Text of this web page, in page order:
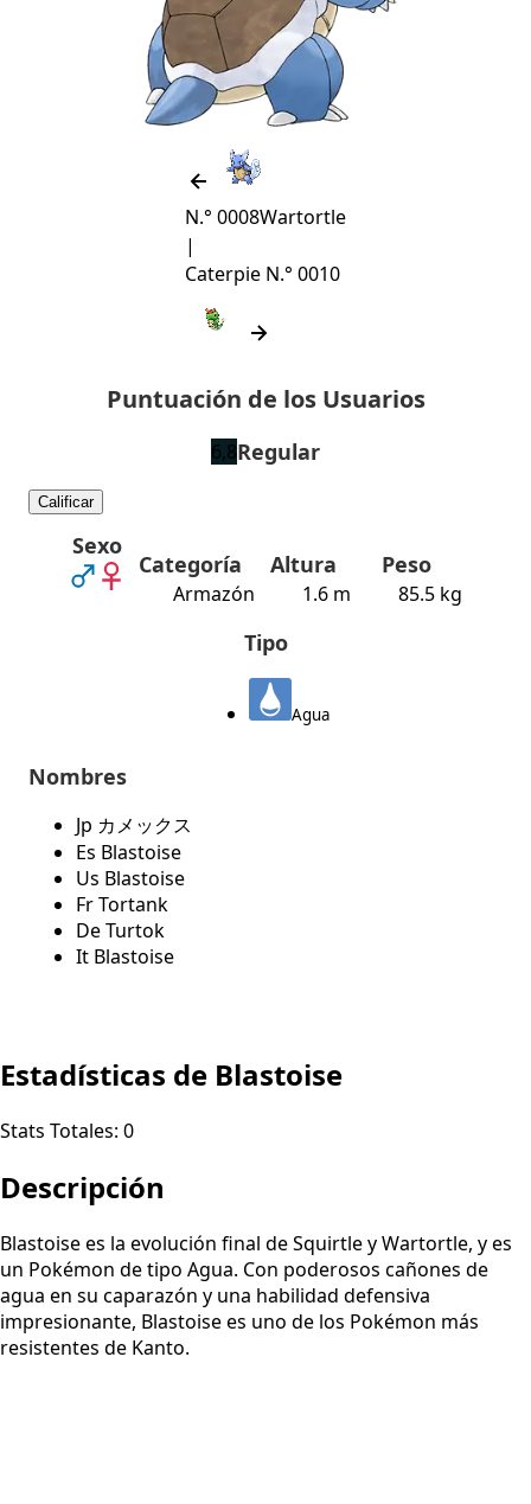
N.° 0008Wartortle
|
Caterpie N.° 0010
Sexo
Categoría
Armazón
Altura
1.6 m
Peso
85.5 kg
Tipo
Agua
Nombres
Jp カメックス
Es Blastoise
Us Blastoise
Fr Tortank
De Turtok
It Blastoise
Puntuación de los Usuarios
6,8Regular
Calificar
Estadísticas de Blastoise
Stats Totales: 0
Descripción
Blastoise es la evolución final de Squirtle y Wartortle, y es
un Pokémon de tipo Agua. Con poderosos cañones de
agua en su caparazón y una habilidad defensiva
impresionante, Blastoise es uno de los Pokémon más
resistentes de Kanto.